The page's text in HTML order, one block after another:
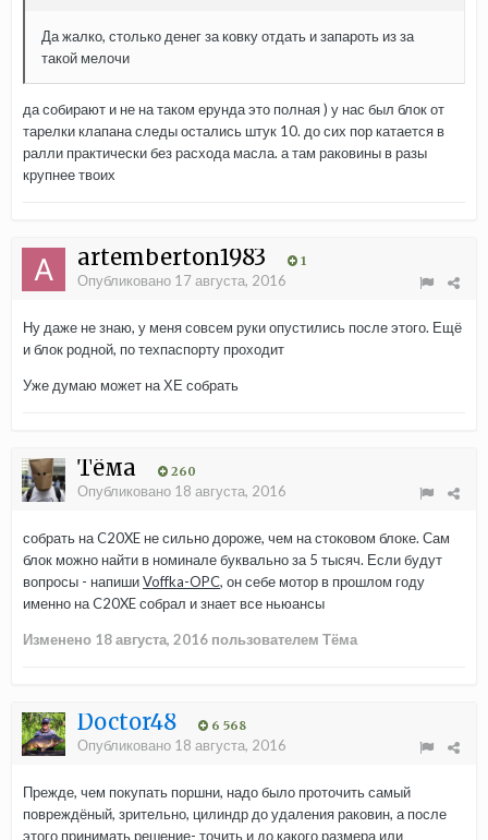
Да жалко, столько денег за ковку отдать и запароть из за
такой мелочи
да собирают и не на таком ерунда это полная ) у нас был блок от
тарелки клапана следы остались штук 10. до сих пор катается в
ралли практически без расхода масла. а там раковины в разы
крупнее твоих
artemberton1983 1
Опубликовано 17 августа, 2016
Ну даже не знаю, у меня совсем руки опустились после этого. Ещё
и блок родной, по техпаспорту проходит
Уже думаю может на ХЕ собрать
Тёма 260
Опубликовано 18 августа, 2016
собрать на C20XE не сильно дороже, чем на стоковом блоке. Сам
блок можно найти в номинале буквально за 5 тысяч. Если будут
вопросы - напишиVoffka-OPC, он себе мотор в прошлом году
именно на C20XE собрал и знает все ньюансы
Изменено 18 августа, 2016 пользователем Тёма
Doctor48 6 568
Опубликовано 18 августа, 2016
Прежде, чем покупать поршни, надо было проточить самый
повреждёный, зрительно, цилиндр до удаления раковин, а после
этого принимать решение- точить и до какого размера или